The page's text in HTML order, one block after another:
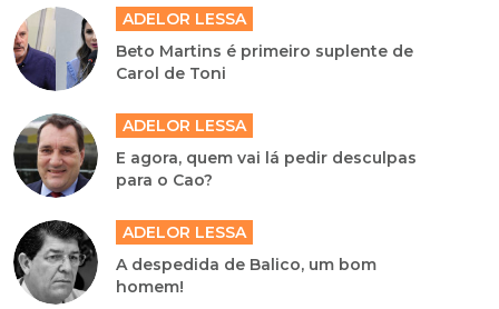
ADELOR LESSA
Beto Martins é primeiro suplente de
Carol de Toni
ADELOR LESSA
E agora, quem vai lá pedir desculpas
para o Cao?
ADELOR LESSA
A despedida de Balico, um bom
homem!